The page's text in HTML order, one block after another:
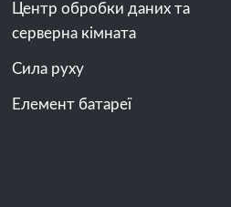
Центр обробки даних та
серверна кімната
Сила руху
Елемент батареї